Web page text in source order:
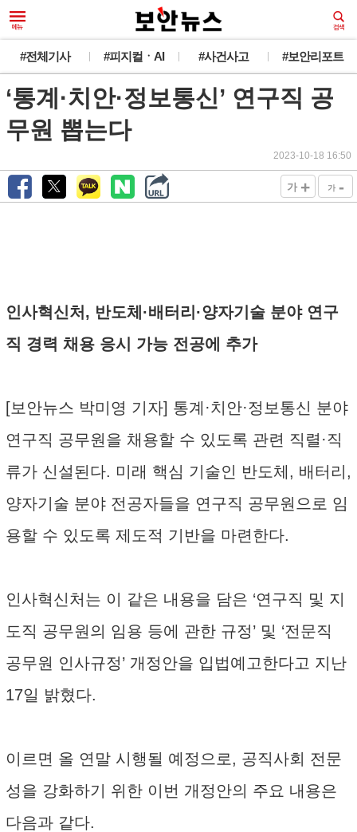
#전체기사 #피지컬ㆍAI #사건사고 #보안리포트
‘통계·치안·정보통신’ 연구직 공
무원 뽑는다
2023-10-18 16:50
가 + 가 -
인사혁신처, 반도체·배터리·양자기술 분야 연구
직 경력 채용 응시 가능 전공에 추가
[보안뉴스 박미영 기자] 통계·치안·정보통신 분야
연구직 공무원을 채용할 수 있도록 관련 직렬·직
류가 신설된다. 미래 핵심 기술인 반도체, 배터리,
양자기술 분야 전공자들을 연구직 공무원으로 임
용할 수 있도록 제도적 기반을 마련한다.
인사혁신처는 이 같은 내용을 담은 ‘연구직 및 지
도직 공무원의 임용 등에 관한 규정’ 및 ‘전문직
공무원 인사규정’ 개정안을 입법예고한다고 지난
17일 밝혔다.
이르면 올 연말 시행될 예정으로, 공직사회 전문
성을 강화하기 위한 이번 개정안의 주요 내용은
다음과 같다.